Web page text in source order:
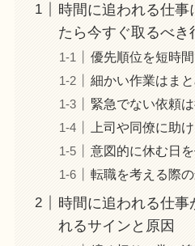
時間に追われる仕事
たら今すぐ取るべき
優先順位を短時
細かい作業はま
緊急でない依頼
上司や同僚に助
意図的に休む日
転職を考える際
時間に追われる仕事
れるサインと原因